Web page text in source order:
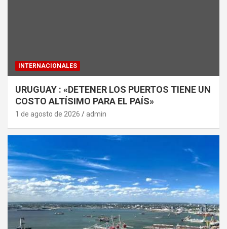
INTERNACIONALES
URUGUAY : «DETENER LOS PUERTOS TIENE UN
COSTO ALTÍSIMO PARA EL PAÍS»
1 de agosto de 2026 admin